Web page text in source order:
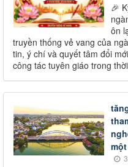
🎉
ôn
truyền thống vẻ vang của
tin, ý chí và quyết tâm đổi
công tác tuyên giáo trong